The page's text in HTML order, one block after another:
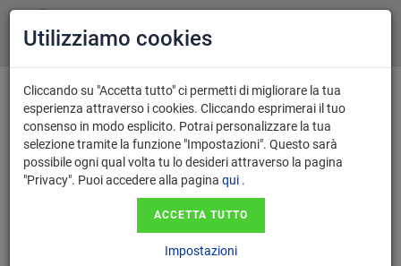
marca
Utilizziamo cookies
Cliccando su "Accetta tutto" ci permetti di migliorare la tua
esperienza attraverso i cookies. Cliccando esprimerai il tuo
consenso in modo esplicito. Potrai personalizzare la tua
selezione tramite la funzione "Impostazioni". Questo sarà
possibile ogni qual volta tu lo desideri attraverso la pagina
"Privacy". Puoi accedere alla pagina qui .
ACCETTA TUTTO
Impostazioni